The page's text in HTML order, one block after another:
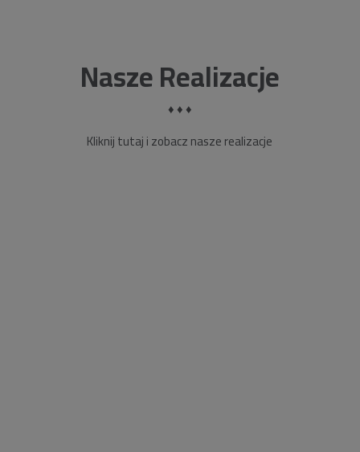
Nasze Realizacje
♦ ♦ ♦
Kliknij tutaj i zobacz nasze realizacje